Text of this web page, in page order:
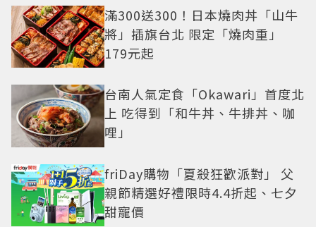
滿300送300！日本燒肉丼「山牛
將」插旗台北 限定「燒肉重」
179元起
台南人氣定食「Okawari」首度北
上 吃得到「和牛丼、牛排丼、咖
哩」
friDay購物「夏殺狂歡派對」 父
親節精選好禮限時4.4折起、七夕
甜寵價